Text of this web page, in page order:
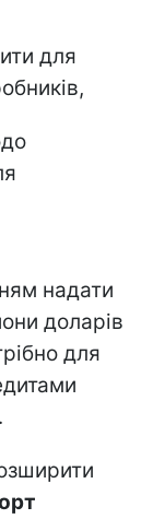
для
надати
доларів
для